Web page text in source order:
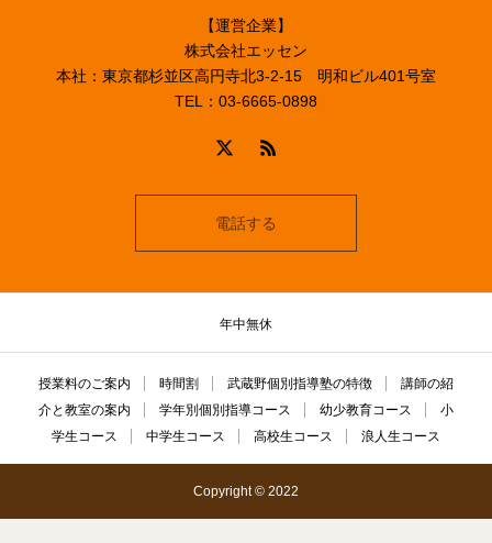
【運営企業】
株式会社エッセン
本社：東京都杉並区高円寺北3-2-15 明和ビル401号室
TEL：03-6665-0898
電話する
年中無休
授業料のご案内 時間割 武蔵野個別指導塾の特徴
講師の紹
介と教室の案内
学年別個別指導コース 幼少教育コース
小
学生コース
中学生コース 高校生コース 浪人生コース
Copyright © 2022